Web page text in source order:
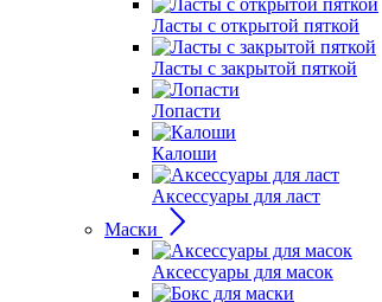
Ласты с открытой пяткой
Ласты с закрытой пяткой
Лопасти
Калоши
Аксессуары для ласт
Маски
Аксессуары для масок